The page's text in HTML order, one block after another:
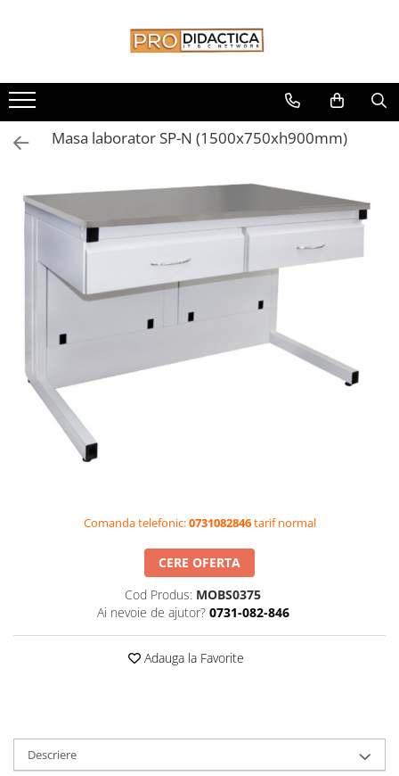
Oferta PNRR/PNRAS
Pachete Echipamente Sali Clasa
Pachete Echipamente Sala Clasa
Table Interactive
Display-uri Interactive
Suporti/Standuri/Accesorii
Imprimante si Multifunctionale
Imprimante si Scanere 3D
Creioane 3D
Accesorii 3D
Camere Documente
Videoproiectoare si Accesorii
Videoproiectoare
Videoconferinta si Colaborare
Camere Videoconferinta
Tehnologie Educationala
Ochelari VR-3D
Kit Robotic Educational
Software Educational
Table Interactive
Display-uri Interactive
Masa laborator SP-N (1500x750xh900mm)
Comanda telefonic:0731082846tarif normal
CERE OFERTA
Cod Produs: MOBS0375
Ai nevoie de ajutor? 0731-082-846
Adauga la Favorite
Descriere